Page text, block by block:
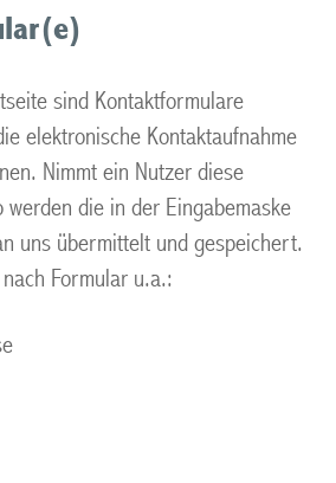
sind Kontaktformulare
elektronische Kontaktaufnahme
Nimmt ein Nutzer diese
werden die in der Eingabemaske
uns übermittelt und gespeichert.
Formular u.a.: